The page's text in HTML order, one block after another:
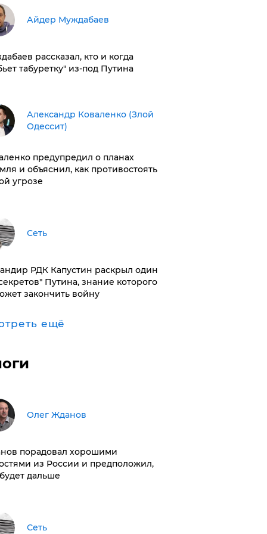
Айдер Муждабаев
рассказал, кто и когда
табуретку" из-под Путина
Александр Коваленко (Злой
Одессит)
предупредил о планах
и объяснил, как противостоять
угрозе
Сеть
РДК Капустин раскрыл один
Путина, знание которого
закончить войну
ещё
Олег Жданов
порадовал хорошими
из России и предположил,
дальше
Сеть